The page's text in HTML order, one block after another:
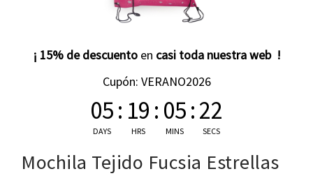
¡ 15% de descuento en casi toda nuestra web !
Cupón: VERANO2026
05
DAYS
: 19
HRS
: 05
MINS
:21
SECS
Mochila Tejido Fucsia Estrellas